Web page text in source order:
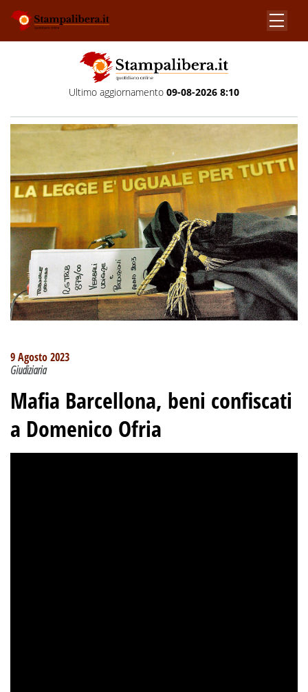
Ultimo aggiornamento 09-08-2026 8:10
9 Agosto 2023
Giudiziaria
Mafia Barcellona, beni confiscati
a Domenico Ofria